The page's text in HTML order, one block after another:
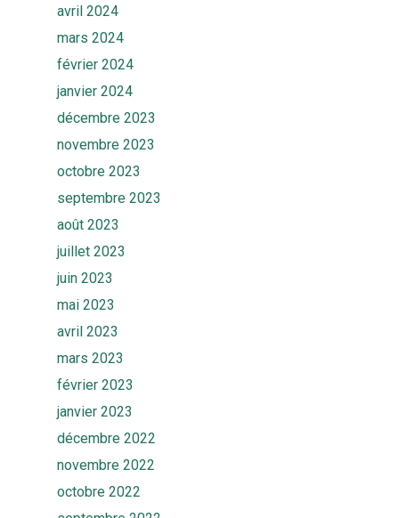
avril 2024
mars 2024
février 2024
janvier 2024
décembre 2023
novembre 2023
octobre 2023
septembre 2023
août 2023
juillet 2023
juin 2023
mai 2023
avril 2023
mars 2023
février 2023
janvier 2023
décembre 2022
novembre 2022
octobre 2022